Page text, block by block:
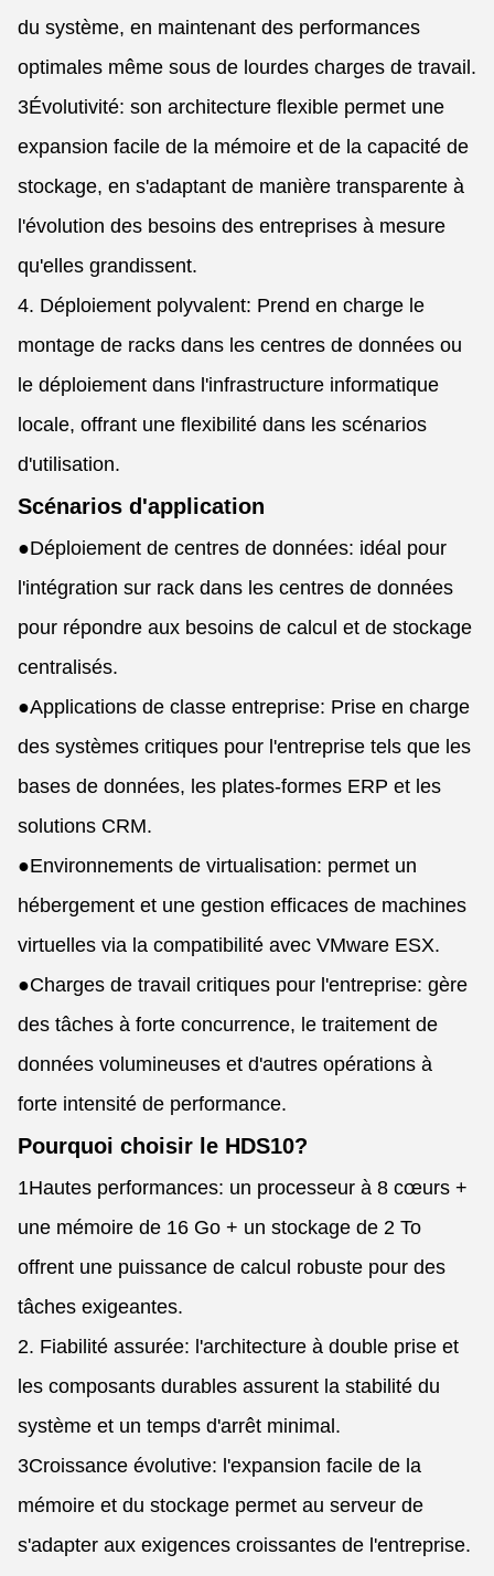
du système, en maintenant des performances
optimales même sous de lourdes charges de travail.
3Évolutivité: son architecture flexible permet une
expansion facile de la mémoire et de la capacité de
stockage, en s'adaptant de manière transparente à
l'évolution des besoins des entreprises à mesure
qu'elles grandissent.
4. Déploiement polyvalent: Prend en charge le
montage de racks dans les centres de données ou
le déploiement dans l'infrastructure informatique
locale, offrant une flexibilité dans les scénarios
d'utilisation.
Scénarios d'application
●Déploiement de centres de données: idéal pour
l'intégration sur rack dans les centres de données
pour répondre aux besoins de calcul et de stockage
centralisés.
●Applications de classe entreprise: Prise en charge
des systèmes critiques pour l'entreprise tels que les
bases de données, les plates-formes ERP et les
solutions CRM.
●Environnements de virtualisation: permet un
hébergement et une gestion efficaces de machines
virtuelles via la compatibilité avec VMware ESX.
●Charges de travail critiques pour l'entreprise: gère
des tâches à forte concurrence, le traitement de
données volumineuses et d'autres opérations à
forte intensité de performance.
Pourquoi choisir le HDS10?
1Hautes performances: un processeur à 8 cœurs +
une mémoire de 16 Go + un stockage de 2 To
offrent une puissance de calcul robuste pour des
tâches exigeantes.
2. Fiabilité assurée: l'architecture à double prise et
les composants durables assurent la stabilité du
système et un temps d'arrêt minimal.
3Croissance évolutive: l'expansion facile de la
mémoire et du stockage permet au serveur de
s'adapter aux exigences croissantes de l'entreprise.